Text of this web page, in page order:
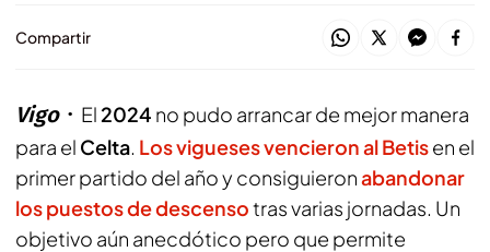
Compartir
Vigo El 2024 no pudo arrancar de mejor manera
para el Celta. Los vigueses vencieron al Betisen el
primer partido del año y consiguieronabandonar
los puestos de descensotras varias jornadas. Un
objetivo aún anecdótico pero que permite